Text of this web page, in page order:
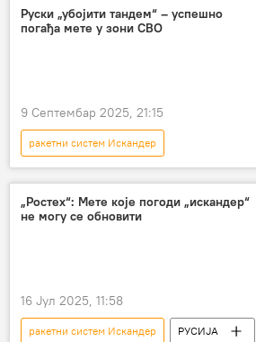
Русија – политика
Русија – војска и наоружање
Руски „убојити тандем“ – успешно
погађа мете у зони СВО
9 Септембар 2025, 21:15
ракетни систем Искандер
Специјална операција у Украјини
Специјална војна операција у Украјини – вести
дрон
Русија
„Ростех“: Мете које погоди „искандер“
не могу се обновити
16 Јул 2025, 11:58
ракетни систем Искандер
РУСИЈА